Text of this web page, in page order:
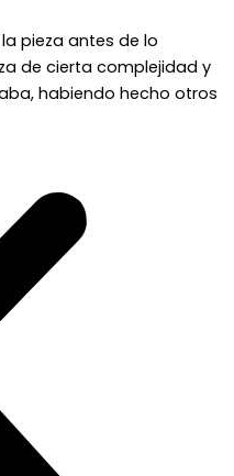
pieza antes de lo
de cierta complejidad y
habiendo hecho otros